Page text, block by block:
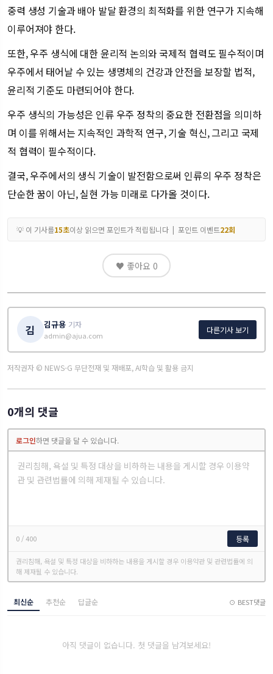
중력 생성 기술과 배아 발달 환경의 최적화를 위한 연구가 지속해
이루어져야 한다.
또한, 우주 생식에 대한 윤리적 논의와 국제적 협력도 필수적이며
우주에서 태어날 수 있는 생명체의 건강과 안전을 보장할 법적,
윤리적 기준도 마련되어야 한다.
우주 생식의 가능성은 인류 우주 정착의 중요한 전환점을 의미하
며 이를 위해서는 지속적인 과학적 연구, 기술 혁신, 그리고 국제
적 협력이 필수적이다.
결국, 우주에서의 생식 기술이 발전함으로써 인류의 우주 정착은
단순한 꿈이 아닌, 실현 가능 미래로 다가올 것이다.
💡 이 기사를15초이상 읽으면 포인트가 적립됩니다 | 포인트 이벤트22회
♥ 좋아요 0
김 김규용 기자
admin@ajua.com
다른기사 보기
저작권자 © NEWS-G 무단전재 및 재배포, AI학습 및 활용 금지
0개의 댓글
로그인하면 댓글을 달 수 있습니다.
0/ 400 등록
권리침해, 욕설 및 특정 대상을 비하하는 내용을 게시할 경우 이용약관 및 관련법률에 의
해 제재될 수 있습니다.
최신순 추천순 답글순 ⊙ BEST댓글
아직 댓글이 없습니다. 첫 댓글을 남겨보세요!